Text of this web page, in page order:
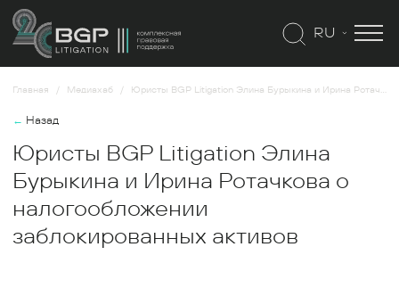
RU
Главная Медиахаб Юристы BGP Litigation Элина Бурыкина и Ирина Ротачкова о налогообложении заблокированных активов
← Назад
Юристы BGP Litigation Элина
Бурыкина и Ирина Ротачкова о
налогообложении
заблокированных активов